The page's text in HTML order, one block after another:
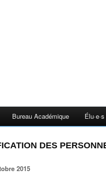
Bureau Académique
DES
2015